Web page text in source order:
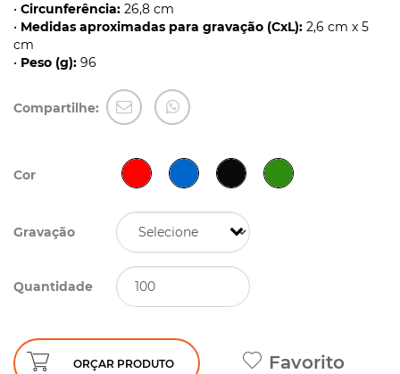
• Circunferência: 26,8 cm
• Medidas aproximadas para gravação (CxL): 2,6 cm x 5
cm
• Peso (g): 96
Compartilhe:
Cor
Gravação
Quantidade
ORÇAR PRODUTO Favorito